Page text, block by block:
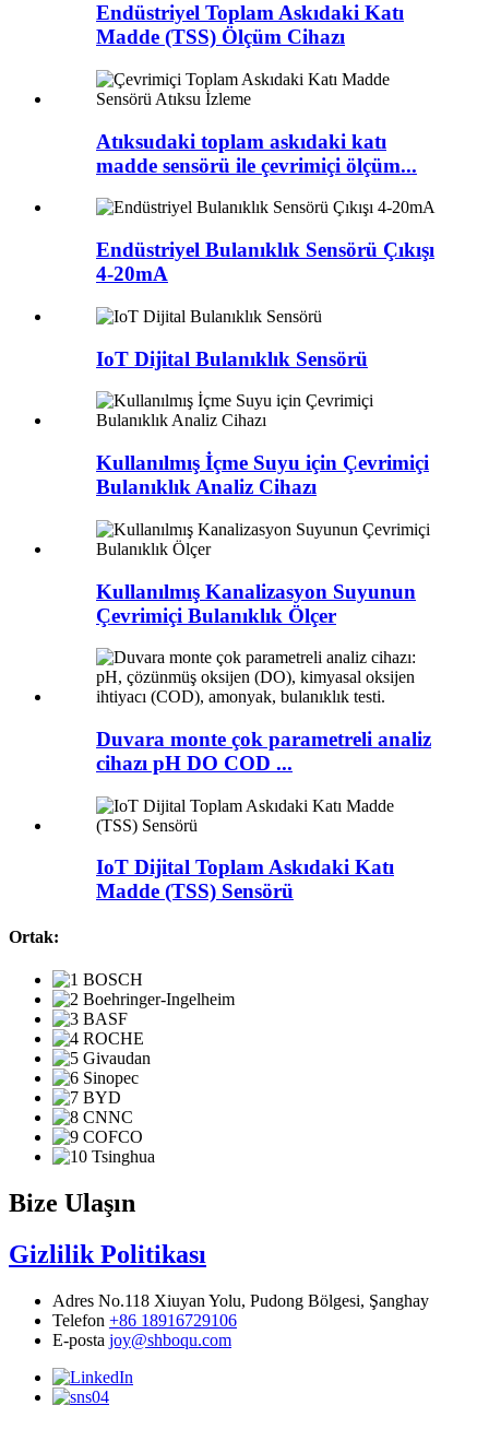
Endüstriyel Toplam Askıdaki Katı
Madde (TSS) Ölçüm Cihazı
Atıksudaki toplam askıdaki katı
madde sensörü ile çevrimiçi ölçüm...
Endüstriyel Bulanıklık Sensörü Çıkışı
4-20mA
IoT Dijital Bulanıklık Sensörü
Kullanılmış İçme Suyu için Çevrimiçi
Bulanıklık Analiz Cihazı
Kullanılmış Kanalizasyon Suyunun
Çevrimiçi Bulanıklık Ölçer
Duvara monte çok parametreli analiz
cihazı pH DO COD ...
IoT Dijital Toplam Askıdaki Katı
Madde (TSS) Sensörü
Ortak:
Bize Ulaşın
Gizlilik Politikası
Adres No.118 Xiuyan Yolu, Pudong Bölgesi, Şanghay
Telefon +86 18916729106
E-posta joy@shboqu.com